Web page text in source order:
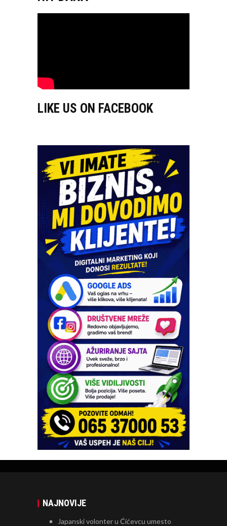
LIKE US ON FACEBOOK
NAJNOVIJE
Japanski volonter u Ćićevcu umesto